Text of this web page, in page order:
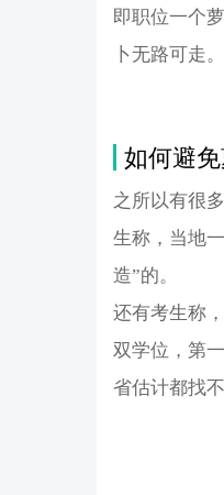
即职位一个
卜无路可走。
如何避
之所以有很
生称，当地
造”的。
还有考生称
双学位，第
省估计都找